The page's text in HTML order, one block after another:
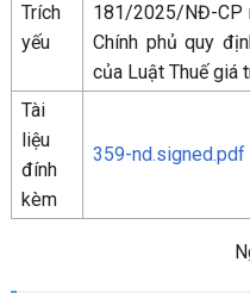
Trích
yếu
181/2025/NĐ-CP
Chính phủ quy
của Luật Thuế giá
Tài
liệu
đính
kèm
359-nd.signed.pdf